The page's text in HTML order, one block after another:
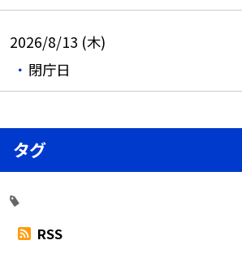
2026/8/13 (木)
閉庁日
タグ
RSS